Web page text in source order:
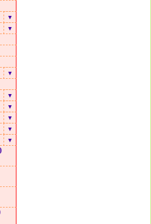
▼
▼
▼
▼
▼
▼
▼
▼